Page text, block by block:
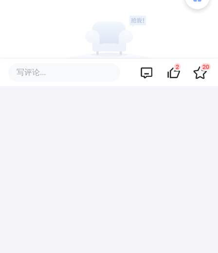
写评论... 2 20